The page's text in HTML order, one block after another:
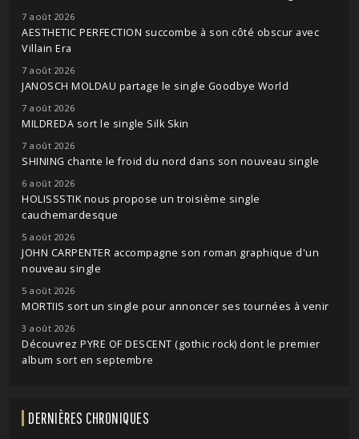
7 août 2026
AESTHETIC PERFECTION succombe à son côté obscur avec
Villain Era
7 août 2026
JANOSCH MOLDAU partage le single Goodbye World
7 août 2026
MILDREDA sort le single Silk Skin
7 août 2026
SHINING chante le froid du nord dans son nouveau single
6 août 2026
HOLISSSTIK nous propose un troisième single
cauchemardesque
5 août 2026
JOHN CARPENTER accompagne son roman graphique d'un
nouveau single
5 août 2026
MORTIIS sort un single pour annoncer ses tournées à venir
3 août 2026
Découvrez PYRE OF DESCENT (gothic rock) dont le premier
album sort en septembre
DERNIÈRES CHRONIQUES